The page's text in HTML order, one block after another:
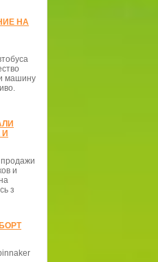
НА
машину
и
з